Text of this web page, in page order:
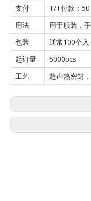
支付
T/T付款：50
用法
用于服装，
包装
通常100个入
起订量
5000pcs
工艺
超声热密封